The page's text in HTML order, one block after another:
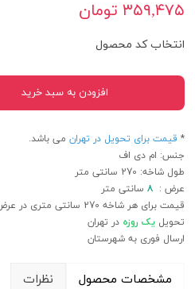
۳۵۹,۴۷۵ تومان
* قیمت برای تحویل در تهران می باشد.
جنس: ام دی اف
طول شاخه: 270 سانتی متر
عرض : ۸ سانتی متر
قیمت برای هر شاخه 270 سانتی متری در عرض ۸ سانت می باشد
تحویل یک روزه در تهران
ارسال فوری به شهرستان
انتخاب کد محصول
افزودن به سبد خرید
مشخصات محصول نظرات